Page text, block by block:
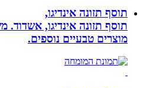
תוסף תזונה אינדיגו,
תוסף תזונה אינדיגו, אשדוד.
מוצרים טבעיים נוספים.